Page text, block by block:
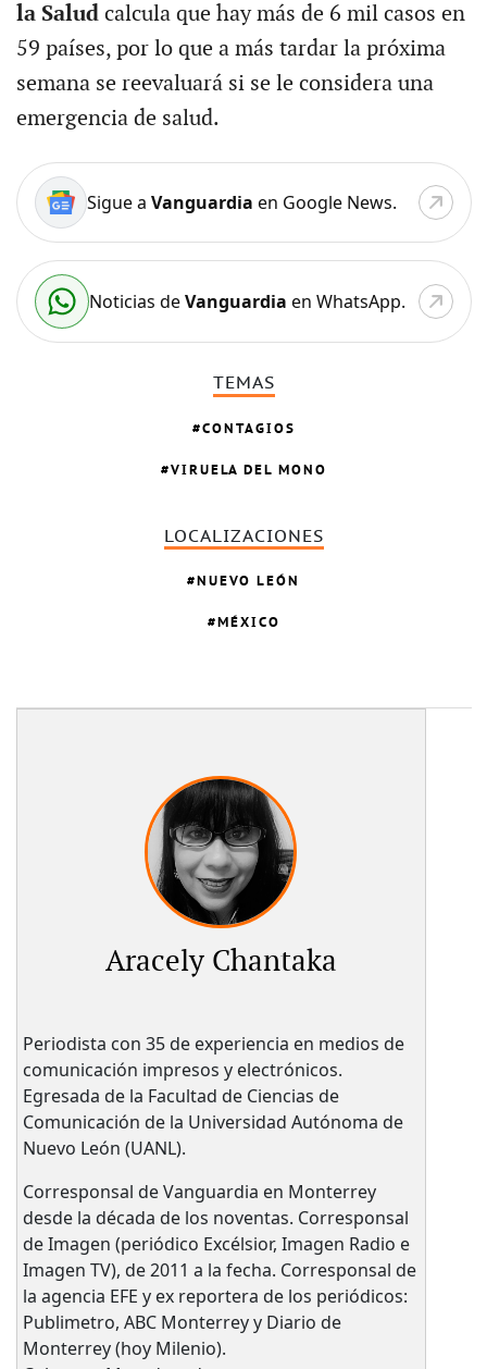
la Saludcalcula que hay más de 6 mil casos en
59 países, por lo que a más tardar la próxima
semana se reevaluará si se le considera una
emergencia de salud.
Sigue a Vanguardia en Google News.
Noticias deVanguardia en WhatsApp.
TEMAS
CONTAGIOS
VIRUELA DEL MONO
LOCALIZACIONES
NUEVO LEÓN
MÉXICO
Aracely Chantaka
Periodista con 35 de experiencia en medios de
comunicación impresos y electrónicos.
Egresada de la Facultad de Ciencias de
Comunicación de la Universidad Autónoma de
Nuevo León (UANL).
Corresponsal de Vanguardia en Monterrey
desde la década de los noventas. Corresponsal
de Imagen (periódico Excélsior, Imagen Radio e
Imagen TV), de 2011 a la fecha. Corresponsal de
la agencia EFE y ex reportera de los periódicos:
Publimetro, ABC Monterrey y Diario de
Monterrey (hoy Milenio).